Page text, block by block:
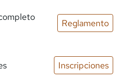
Reglamento
Inscripciones